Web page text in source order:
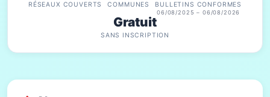
RÉSEAUX COUVERTS COMMUNES BULLETINS CONFORMES
06/08/2025 – 06/08/2026
Gratuit
SANS INSCRIPTION